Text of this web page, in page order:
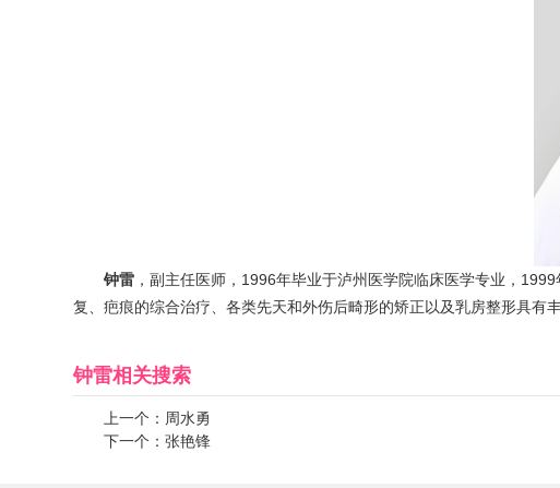
钟雷 ，副主任医师，1996年毕业于泸州医学院临床医学专业，
复、疤痕的综合治疗、各类先天和外伤后畸形的矫正以及乳房整形具有丰
钟雷相关搜索
上一个： 周水勇
下一个：张艳锋